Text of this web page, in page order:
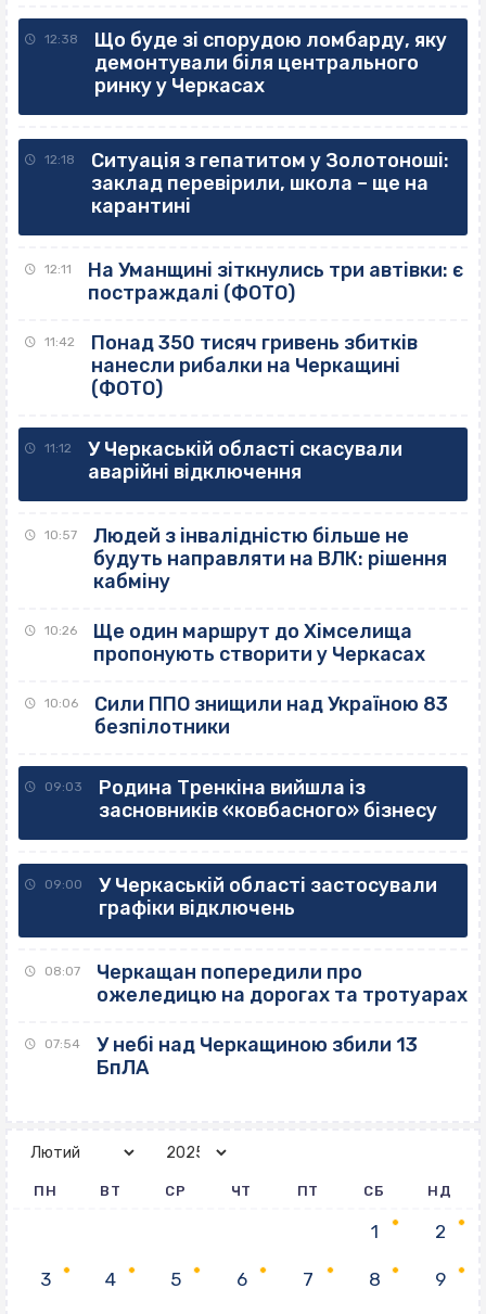
12:38
Що буде зі спорудою ломбарду, яку
демонтували біля центрального
ринку у Черкасах
12:18
Ситуація з гепатитом у Золотоноші:
заклад перевірили, школа – ще на
карантині
12:11
На Уманщині зіткнулись три автівки: є
постраждалі (ФОТО)
11:42
Понад 350 тисяч гривень збитків
нанесли рибалки на Черкащині
(ФОТО)
11:12
У Черкаській області скасували
аварійні відключення
10:57
Людей з інвалідністю більше не
будуть направляти на ВЛК: рішення
кабміну
10:26
Ще один маршрут до Хімселища
пропонують створити у Черкасах
10:06
Сили ППО знищили над Україною 83
безпілотники
09:03
Родина Тренкіна вийшла із
засновників «ковбасного» бізнесу
09:00
У Черкаській області застосували
графіки відключень
08:07
Черкащан попередили про
ожеледицю на дорогах та тротуарах
07:54
У небі над Черкащиною збили 13
БпЛА
ПН ВТ СР ЧТ ПТ СБ НД
1 2
3 4 5 6 7 8 9